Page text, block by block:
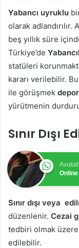
Yabancı uyruklu
olarak adlandırılır.
beş yıllık süre
Türkiye’de
statüleri
kararı verilebilir.
ile görüşmek
yürütmenin
Sınır Dışı
Avukat
Sınır dışı veya
düzenlenir. Cezai
tedbiri olmak üzere
edilebilir.